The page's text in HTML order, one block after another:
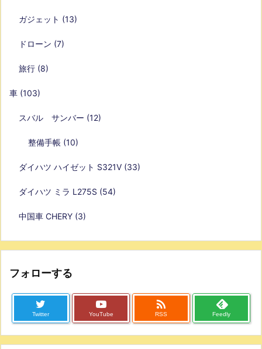
ガジェット (13)
ドローン (7)
旅行 (8)
車 (103)
スバル サンバー (12)
整備手帳 (10)
ダイハツ ハイゼット S321V (33)
ダイハツ ミラ L275S (54)
中国車 CHERY (3)
フォローする
Twitter YouTube

RSS Feedly